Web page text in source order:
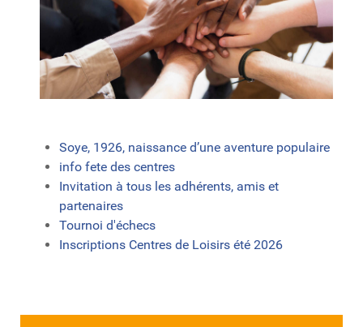
Soye, 1926, naissance d’une aventure populaire
info fete des centres
Invitation à tous les adhérents, amis et
partenaires
Tournoi d'échecs
Inscriptions Centres de Loisirs été 2026